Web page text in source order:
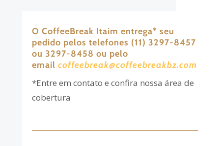
O CoffeeBreak Itaim entrega* seu
pedido pelos telefones (11) 3297-8457
ou 3297-8458 ou pelo
email coffeebreak@coffeebreakbz.com
*Entre em contato e confira nossa área de
cobertura